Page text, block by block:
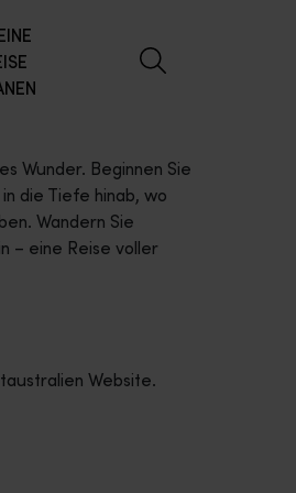
Wunder. Beginnen Sie
die Tiefe hinab, wo
Wandern Sie
– eine Reise voller
Website.